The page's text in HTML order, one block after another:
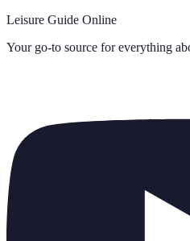
Leisure Guide Online
Your go-to source for everything